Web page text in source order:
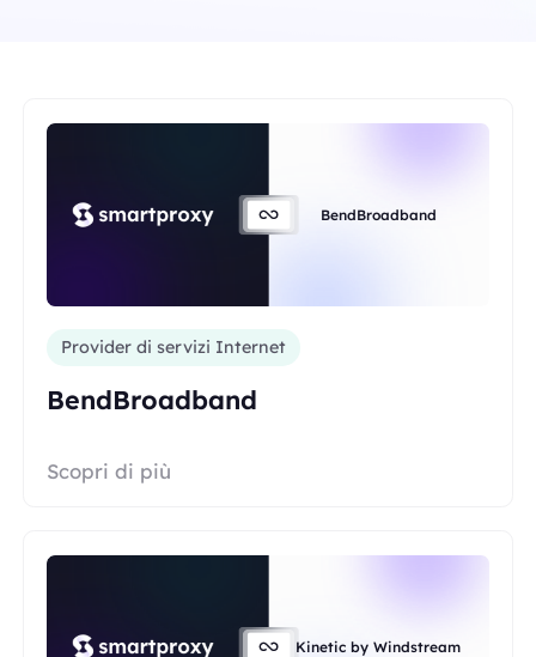
BendBroadband
Provider di servizi Internet
BendBroadband
Scopri di più
Kinetic by Windstream